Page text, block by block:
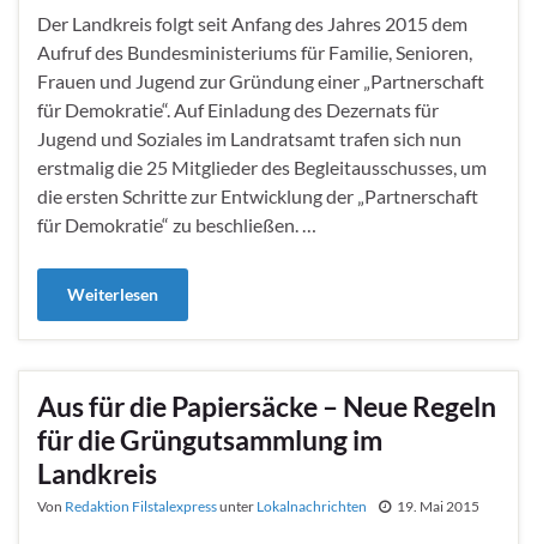
Der Landkreis folgt seit Anfang des Jahres 2015 dem
Aufruf des Bundesministeriums für Familie, Senioren,
Frauen und Jugend zur Gründung einer „Partnerschaft
für Demokratie“. Auf Einladung des Dezernats für
Jugend und Soziales im Landratsamt trafen sich nun
erstmalig die 25 Mitglieder des Begleitausschusses, um
die ersten Schritte zur Entwicklung der „Partnerschaft
für Demokratie“ zu beschließen. …
Weiterlesen
Aus für die Papiersäcke – Neue Regeln
für die Grüngutsammlung im
Landkreis
Von Redaktion Filstalexpressunter Lokalnachrichten 19. Mai 2015